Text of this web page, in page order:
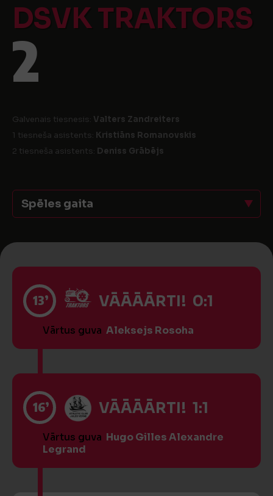
DSVK TRAKTORS
2
Galvenais tiesnesis: Valters Zandreiters
1 tiesneša asistents: Kristiāns Romanovskis
2 tiesneša asistents: Deniss Grābējs
Spēles gaita
13’ VĀĀĀĀRTI! 0:1
Vārtus guva Aleksejs Rosoha
16’ VĀĀĀĀRTI! 1:1
Vārtus guva Hugo Gilles Alexandre
Legrand